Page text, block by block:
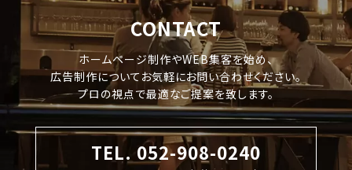
CONTACT
ホームページ制作やWEB集客を始め、
広告制作についてお気軽にお問い合わせください。
プロの視点で最適なご提案を致します。
TEL. 052-908-0240